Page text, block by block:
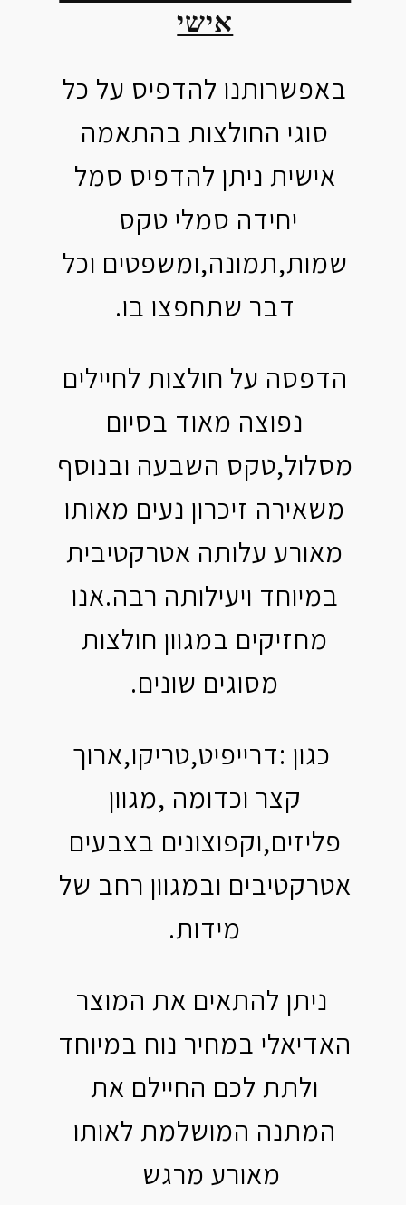
אישי
באפשרותנו להדפיס על כל
סוגי החולצות בהתאמה
אישית ניתן להדפיס סמל
יחידה סמלי טקס
שמות,תמונה,ומשפטים וכל
דבר שתחפצו בו.
הדפסה על חולצות לחיילים
נפוצה מאוד בסיום
מסלול,טקס השבעה ובנוסף
משאירה זיכרון נעים מאותו
מאורע עלותה אטרקטיבית
במיוחד ויעילותה רבה.אנו
מחזיקים במגוון חולצות
מסוגים שונים.
כגון :דרייפיט,טריקו,ארוך
קצר וכדומה ,מגוון
פליזים,וקפוצונים בצבעים
אטרקטיבים ובמגוון רחב של
מידות.
ניתן להתאים את המוצר
האדיאלי במחיר נוח במיוחד
ולתת לכם החיילם את
המתנה המושלמת לאותו
מאורע מרגש